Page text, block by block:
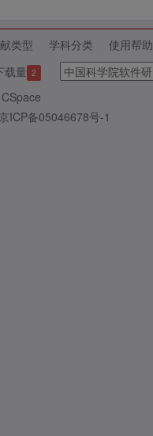
类型 学科分类 使用帮助
载量 2
CSpace
京ICP备05046678号-1